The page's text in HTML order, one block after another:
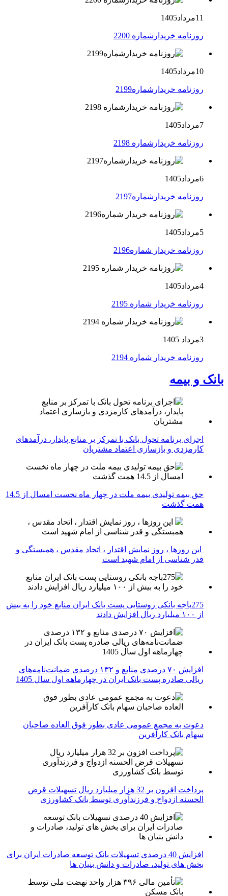
11مرداد1405
روزنامه خریدارشماره 2200
10مرداد1405
روزنامه خریدارشماره2199
7مرداد1405
روزنامه خریدارشماره 2198
6مرداد1405
روزنامه خریدارشماره2197
5مرداد1405
روزنامه خریدار شماره2196
4مرداد1405
روزنامه خریدار شماره 2195
3مرداد 1405
روزنامه خریدار شماره 2194
بانک و بیمه
اجرای برنامه تحول بانک با تمرکز بر منابع پایدار، درآمدهای
کارمزدی و بازسازی اعتماد مشتریان
حق بیمه تولیدی بیمه ملت در چهار ماه نخست امسال از 14.5
همت گذشت
این روزها ، روز نمایش اقتدار ، اتحاد مقدس ، همبستگی و
قدر شناسی از امام شهید است
275باجه بانکی روستایی پست بانک ایران منابع خود را به بیش
از ۱۰۰ میلیارد ریال افزایش دادند
افزایش ۷۰ درصدی منابع و ۱۳۲ درصدی ضمانت‌نامه‌های
ریالی صادره پست بانک ایران در چهارماهه اول سال 1405
دعوت به مجمع عمومی عادی بطور فوق العاده صاحبان
سهام بانک کارآفرین
پرداخت افزون بر 32 هزار میلیارد ریال تسهیلات قرض
الحسنه ازدواج و فرزندآوری توسط بانک کشاورزی
افزایش 40 درصدی تسهیلات بانک توسعه صادرات ایران برای
بخش های تولید، صادرات و دانش بنیان ها